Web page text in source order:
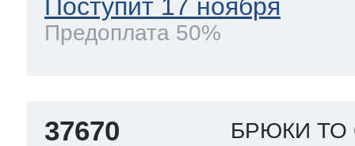
Поступит 17 ноября
Предоплата 50%
37670
БРЮКИ TO